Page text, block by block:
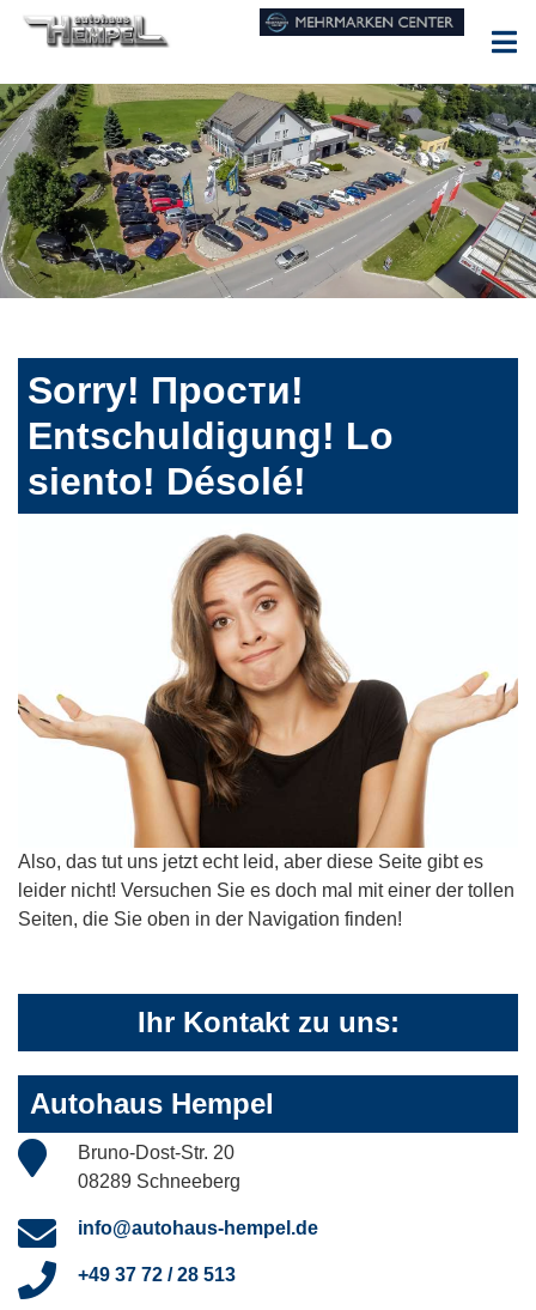
Sorry! Прости!
Entschuldigung! Lo
siento! Désolé!
Also, das tut uns jetzt echt leid, aber diese Seite gibt es
leider nicht! Versuchen Sie es doch mal mit einer der tollen
Seiten, die Sie oben in der Navigation finden!
Ihr Kontakt zu uns:
Autohaus Hempel
Bruno-Dost-Str. 20
08289 Schneeberg
info@autohaus-hempel.de
+49 37 72 / 28 513